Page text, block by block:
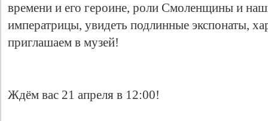
времени и его героине, роли Смоленщины и
императрицы, увидеть подлинные экспонаты,
приглашаем в музей!
Ждём вас 21 апреля в 12:00!